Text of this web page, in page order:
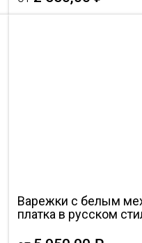
Варежки с белым
платка в русском